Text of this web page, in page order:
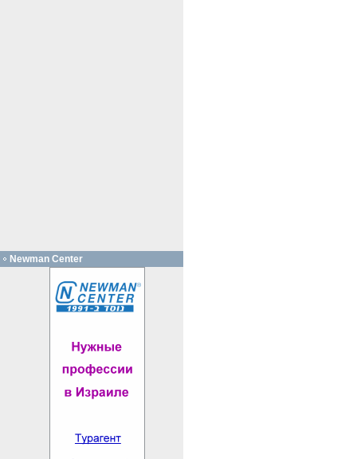
Newman Center